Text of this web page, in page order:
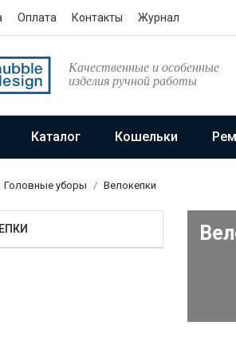
Оплата Контакты Журнал
Качественные и особенные
изделия ручной работы
Каталог Кошельки
Головные уборы Велокепки